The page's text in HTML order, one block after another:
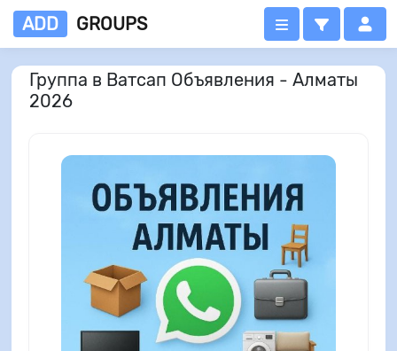
ADD GROUPS
Группа в Ватсап Объявления - Алматы
2026